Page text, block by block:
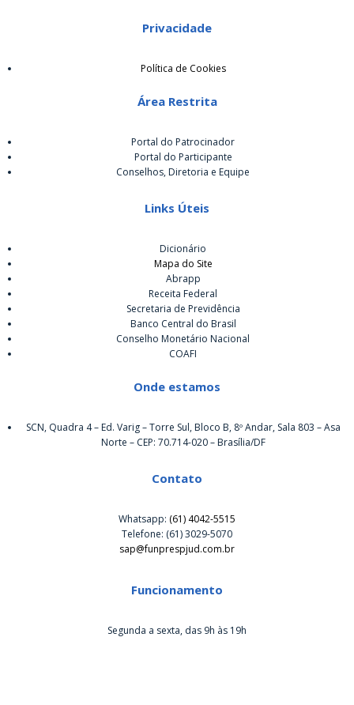
Privacidade
Política de Cookies
Área Restrita
Portal do Patrocinador
Portal do Participante
Conselhos, Diretoria e Equipe
Links Úteis
Dicionário
Mapa do Site
Abrapp
Receita Federal
Secretaria de Previdência
Banco Central do Brasil
Conselho Monetário Nacional
COAFI
Onde estamos
SCN, Quadra 4 – Ed. Varig – Torre Sul, Bloco B, 8º Andar, Sala 803 – Asa
Norte – CEP: 70.714-020 – Brasília/DF
Contato
Whatsapp: (61) 4042-5515
Telefone: (61) 3029-5070
sap@funprespjud.com.br
Funcionamento
Segunda a sexta, das 9h às 19h